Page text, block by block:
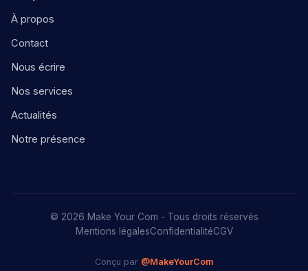
À propos
Contact
Nous écrire
Nos services
Actualités
Notre présence
© 2026 Make Your Com - Tous droits réservés
Mentions légalesConfidentialitéCGV
Conçu par @MakeYourCom